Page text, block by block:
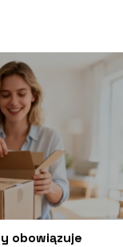
obowiązuje